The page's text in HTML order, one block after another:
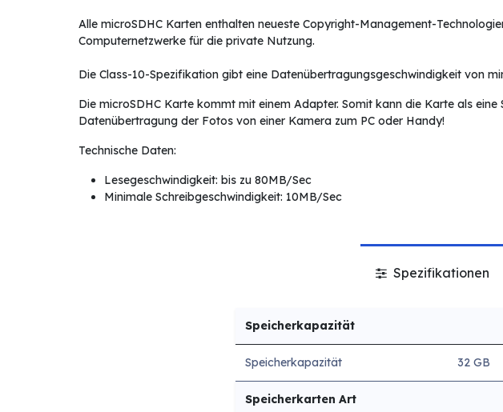
Alle microSDHC Karten enthalten neueste Copyright-Management-
Computernetzwerke für die private Nutzung.
Die Class-10-Spezifikation gibt eine Datenübertragungsgeschwindigkeit von
Die microSDHC Karte kommt mit einem Adapter. Somit kann die Karte als
Datenübertragung der Fotos von einer Kamera zum PC oder Handy!
Technische Daten:
Lesegeschwindigkeit: bis zu 80MB/Sec
Minimale Schreibgeschwindigkeit: 10MB/Sec
Spezifikationen
Speicherkapazität
Speicherkapazität 32 GB
Speicherkarten Art